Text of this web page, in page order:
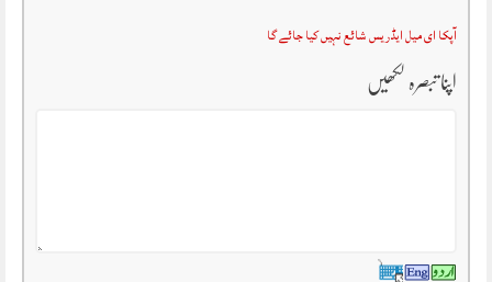
آپکا ای میل ایڈریس شائع نہیں کیا جائے گا
اپنا تبصرہ لکھیں